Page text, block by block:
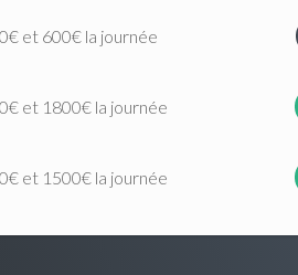
et 600€ la journée
et 1800€ la journée
et 1500€ la journée